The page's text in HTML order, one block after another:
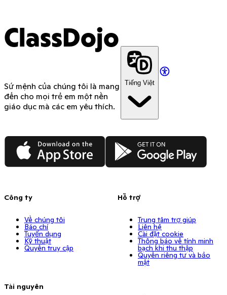
ClassDojo
Sứ mệnh của chúng tôi là mang
đến cho mọi trẻ em một nền
giáo dục mà các em yêu thích.
Tiếng Việt
App Store Google Play
Công ty
Về chúng tôi
Báo chí
Tuyển dụng
Kỹ thuật
Quyền truy cập
Tài nguyên
Hỗ trợ
Trung tâm trợ giúp
Liên hệ
Cài đặt cookie
Thông báo về tính minh
bạch khi thu thập
Quyền riêng tư và bảo
mật